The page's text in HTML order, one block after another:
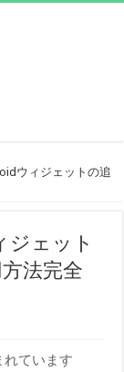
ウィジェットの追
ジェット
法完全
ています